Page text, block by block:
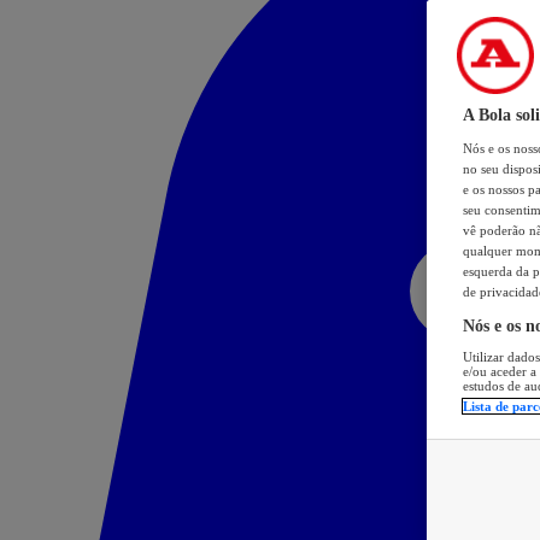
A Bola
Nós e os
no seu
e os nossos
seu
vê poderão
qualquer
esquerda da
de
Nós e os
Utilizar
e/ou aceder
estudos de
Lista de